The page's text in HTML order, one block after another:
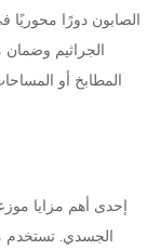
الصابون دورًا محوريًا
الجراثيم
المطابخ أو
إحدى أهم مزايا
الجسدي. تستخدم